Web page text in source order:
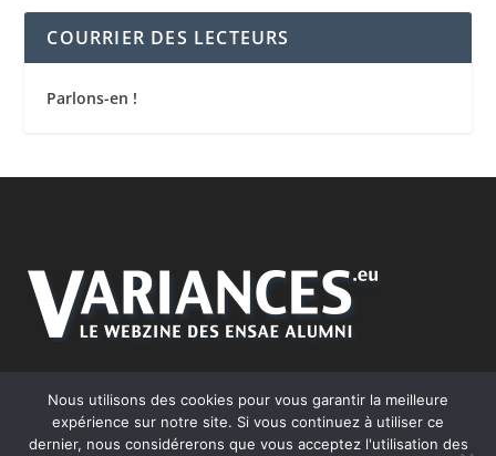
COURRIER DES LECTEURS
Parlons-en !
Nous utilisons des cookies pour vous garantir la meilleure
expérience sur notre site. Si vous continuez à utiliser ce
dernier, nous considérerons que vous acceptez l'utilisation des